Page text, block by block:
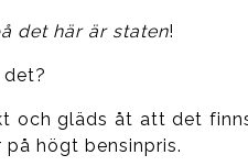
det här är staten!
det?
och gläds åt att det
högt bensinpris.